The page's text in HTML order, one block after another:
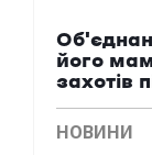
його
захотів
НОВИНИ